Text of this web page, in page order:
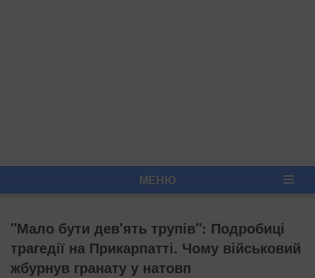
МЕНЮ
"Мало бути дев'ять трупів": Подробиці
трагедії на Прикарпатті. Чому військовий
жбурнув гранату у натовп